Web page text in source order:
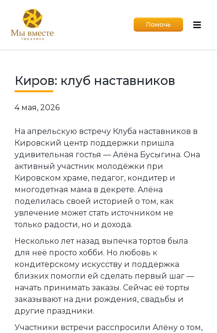
Помочь
Киров: клуб наставников
4 мая, 2026
На апрельскую встречу Клуба наставников в
Кировский центр поддержки пришла
удивительная гостья — Алёна Бусыгина. Она
активный участник молодёжки при
Кировском храме, педагог, кондитер и
многодетная мама в декрете. Алёна
поделилась своей историей о том, как
увлечение может стать источником не
только радости, но и дохода.
Несколько лет назад выпечка тортов была
для неё просто хобби. Но любовь к
кондитерскому искусству и поддержка
близких помогли ей сделать первый шаг —
начать принимать заказы. Сейчас её торты
заказывают на дни рождения, свадьбы и
другие праздники.
Участники встречи расспросили Алёну о том,